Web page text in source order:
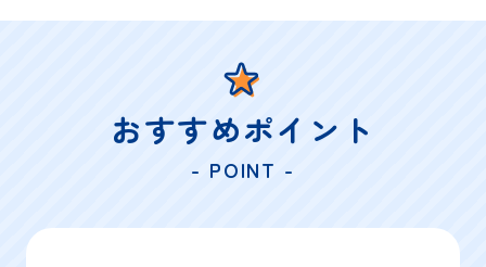
おすすめポイント
- POINT -